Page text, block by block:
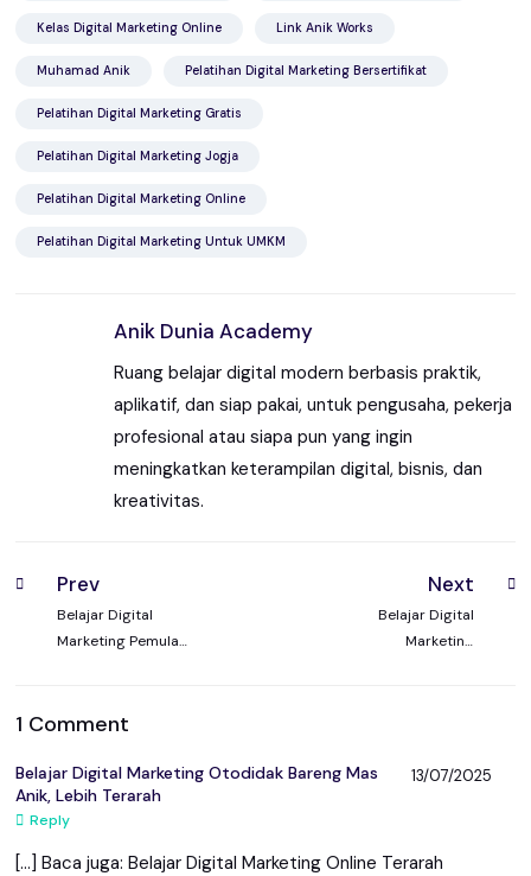
Kelas Digital Marketing Online Link Anik Works
Muhamad Anik Pelatihan Digital Marketing Bersertifikat
Pelatihan Digital Marketing Gratis
Pelatihan Digital Marketing Jogja
Pelatihan Digital Marketing Online
Pelatihan Digital Marketing Untuk UMKM
Anik Dunia Academy
Ruang belajar digital modern berbasis praktik,
aplikatif, dan siap pakai, untuk pengusaha, pekerja
profesional atau siapa pun yang ingin
meningkatkan keterampilan digital, bisnis, dan
kreativitas.
Prev
Belajar Digital
Marketing Pemula
Next
Belajar Digital
Marketing
1 Comment
Belajar Digital Marketing Otodidak Bareng Mas
Anik, Lebih Terarah
13/07/2025
Reply
[…] Baca juga: Belajar Digital Marketing Online Terarah